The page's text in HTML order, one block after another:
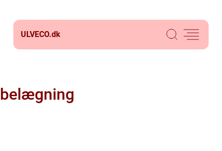
ULVECO.dk
belægning